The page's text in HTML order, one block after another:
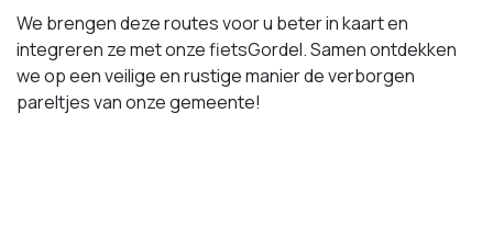
We brengen deze routes voor u beter in kaart en
integreren ze met onze fietsGordel. Samen ontdekken
we op een veilige en rustige manier de verborgen
pareltjes van onze gemeente!